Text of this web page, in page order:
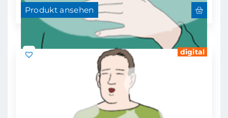
Produkt ansehen
digital